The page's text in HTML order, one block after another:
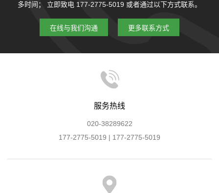
多时间；
立即致电 177-2775-5019 或者通过以下方式联系。
在线与我们沟通 更多联系方式
服务热线
020-38289622
177-2775-5019 | 177-2775-5019